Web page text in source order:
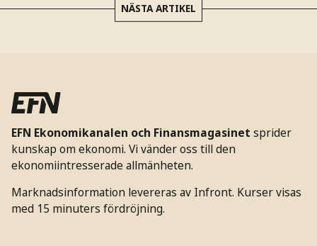
NÄSTA ARTIKEL
EFN Ekonomikanalen och Finansmagasinet sprider
kunskap om ekonomi. Vi vänder oss till den
ekonomiintresserade allmänheten.
Marknadsinformation levereras av Infront. Kurser visas
med 15 minuters fördröjning.